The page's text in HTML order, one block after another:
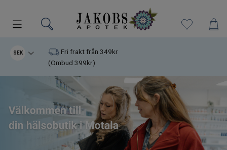
Kampanjer
Nyheter
Varumärken
Kosttillskott
SEK
Fri frakt från 349kr
(Ombud 399kr)